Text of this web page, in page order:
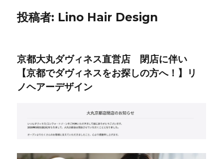
投稿者: Lino Hair Design
京都大丸ダヴィネス直営店 閉店に伴い
【京都でダヴィネスをお探しの方へ！】リ
ノヘアーデザイン